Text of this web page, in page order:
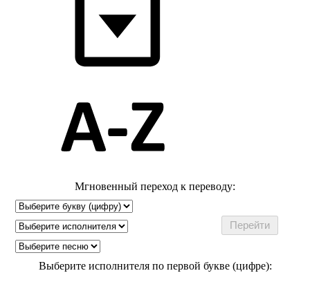
Мгновенный переход к переводу:
Выберите исполнителя по первой букве (цифре):